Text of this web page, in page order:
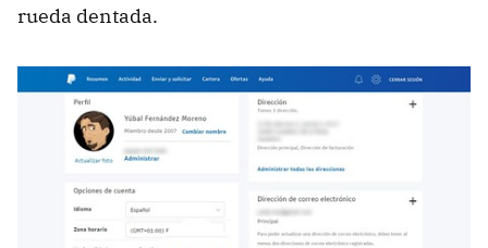
rueda dentada.